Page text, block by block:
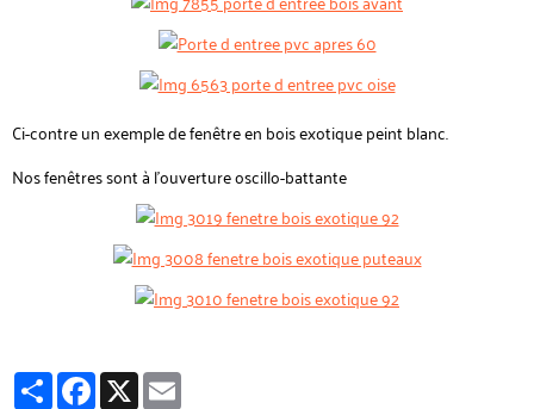
Ci-contre un exemple de fenêtre en bois exotique peint blanc.
Nos fenêtres sont à l'ouverture oscillo-battante
PartagerFacebook
X